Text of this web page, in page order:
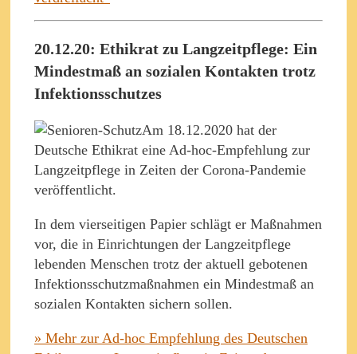
20.12.20: Ethikrat zu Langzeitpflege: Ein
Mindestmaß an sozialen Kontakten trotz
Infektionsschutzes
Am 18.12.2020 hat der
Deutsche Ethikrat eine Ad-hoc-Empfehlung zur
Langzeitpflege in Zeiten der Corona-Pandemie
veröffentlicht.
In dem vierseitigen Papier schlägt er Maßnahmen
vor, die in Einrichtungen der Langzeitpflege
lebenden Menschen trotz der aktuell gebotenen
Infektionsschutzmaßnahmen ein Mindestmaß an
sozialen Kontakten sichern sollen.
» Mehr zur Ad-hoc Empfehlung des Deutschen